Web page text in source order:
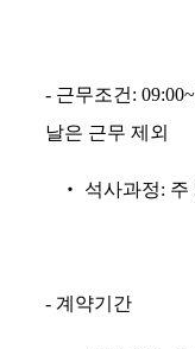
- 근무조건 :
날은 근무 제외
‧ 석사과정: 주
- 계약기간